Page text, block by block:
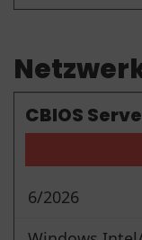
CBIOS
6/2026